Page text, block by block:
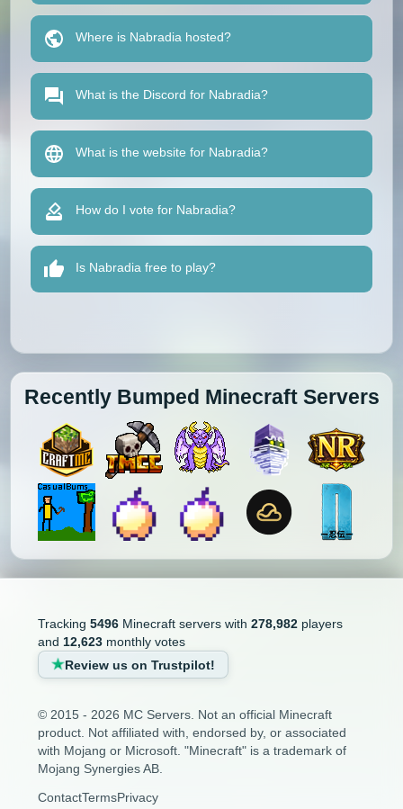
Where is Nabradia hosted?
What is the Discord for Nabradia?
What is the website for Nabradia?
How do I vote for Nabradia?
Is Nabradia free to play?
Recently Bumped Minecraft Servers
Tracking 5496Minecraft servers with 278,982players
and 12,623monthly votes
Review us on Trustpilot!
© 2015 - 2026 MC Servers. Not an official Minecraft
product. Not affiliated with, endorsed by, or associated
with Mojang or Microsoft. "Minecraft" is a trademark of
Mojang Synergies AB.
ContactTermsPrivacy